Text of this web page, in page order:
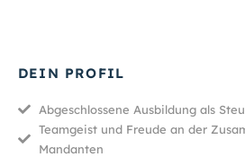
DEIN PROFIL
Abgeschlossene Ausbildung als
Teamgeist und Freude an der
Mandanten